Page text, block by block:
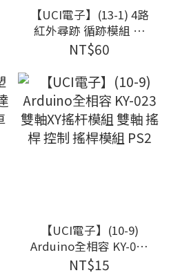
【UCI電子】(13-1) 4路
紅外尋跡 循跡模組 巡
線模組 避障 小車 機器
NT$60
【UCI電子】(10-9)
Arduino全相容 KY-023
雙軸XY搖杆模組 雙軸
NT$15